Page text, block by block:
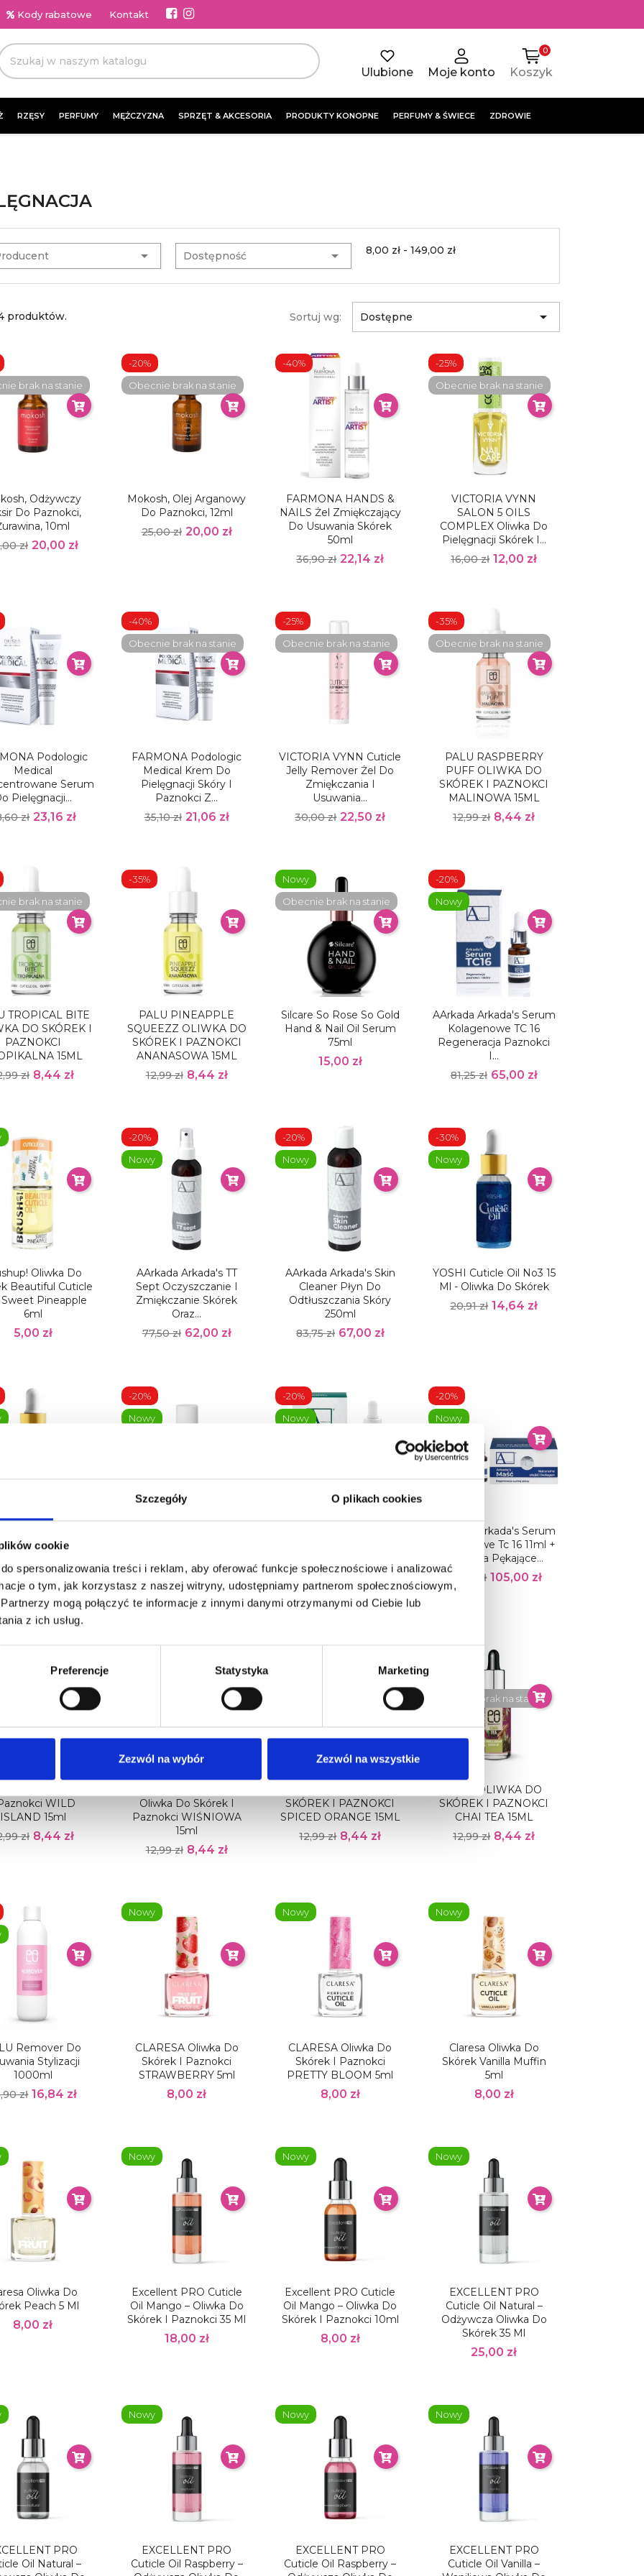
Szczegóły O plikach cookies
cookie
spersonalizowania treści i reklam, aby oferować funkcje społecznościowe i analizować
o tym, jak korzystasz z naszej witryny, udostępniamy partnerom społecznościowym,
mogą połączyć te informacje z innymi danymi otrzymanymi od Ciebie lub
z ich usług.
Preferencje Statystyka Marketing
Zezwól na wybór Zezwól na wszystkie
Kody rabatowe Kontakt
Koszyk
0
Moje konto
Ulubione
RZĘSY PERFUMY MĘŻCZYZNA SPRZĘT & AKCESORIA PRODUKTY KONOPNE PERFUMY & ŚWIECE ZDROWIE
 Dostępność  8,00 zł - 149,00 zł
produktów. Sortuj wg: Dostępne 
Odżywczy
Do Paznokci,
10ml
zł 20,00 zł
brak na stanie
Mokosh, Olej Arganowy
Do Paznokci, 12ml
25,00 zł 20,00 zł
-20%
Obecnie brak na stanie
FARMONA HANDS &
NAILS Żel Zmiękczający
Do Usuwania Skórek
50ml
36,90 zł 22,14 zł
-40%
VICTORIA VYNN
SALON 5 OILS
COMPLEX Oliwka Do
Pielęgnacji Skórek I...
16,00 zł 12,00 zł
-25%
Obecnie brak na stanie
Podologic
Medical
Serum
Pielęgnacji...
zł 23,16 zł
FARMONA Podologic
Medical Krem Do
Pielęgnacji Skóry I
Paznokci Z...
35,10 zł 21,06 zł
-40%
Obecnie brak na stanie
VICTORIA VYNN Cuticle
Jelly Remover Żel Do
Zmiękczania I
Usuwania...
30,00 zł 22,50 zł
-25%
Obecnie brak na stanie
PALU RASPBERRY
PUFF OLIWKA DO
SKÓREK I PAZNOKCI
MALINOWA 15ML
12,99 zł 8,44 zł
-35%
Obecnie brak na stanie
TROPICAL BITE
DO SKÓREK I
PAZNOKCI
15ML
zł 8,44 zł
brak na stanie
PALU PINEAPPLE
SQUEEZZ OLIWKA DO
SKÓREK I PAZNOKCI
ANANASOWA 15ML
12,99 zł 8,44 zł
-35%
Silcare So Rose So Gold
Hand & Nail Oil Serum
75ml
15,00 zł
Nowy
Obecnie brak na stanie
AArkada Arkada's Serum
Kolagenowe TC 16
Regeneracja Paznokci
I...
81,25 zł 65,00 zł
-20%
Nowy
Oliwka Do
Beautiful Cuticle
Sweet Pineapple
6ml
5,00 zł
AArkada Arkada's TT
Sept Oczyszczanie I
Zmiękczanie Skórek
Oraz...
77,50 zł 62,00 zł
-20%
Nowy
AArkada Arkada's Skin
Cleaner Płyn Do
Odtłuszczania Skóry
250ml
83,75 zł 67,00 zł
-20%
Nowy
YOSHI Cuticle Oil No3 15
Ml - Oliwka Do Skórek
20,91 zł 14,64 zł
-30%
Nowy
Do Skórek
zł 14,64 zł
Paznokci,...
71,25 zł 57,00 zł
-20%
Nowy
8...
97,50 zł 78,00 zł
-20%
Nowy
AArkada Arkada's Serum
Kolagenowe Tc 16 11ml +
Maść Na Pękające...
131,25 zł 105,00 zł
-20%
Nowy
Pakiet
WILD
ISLAND 15ml
zł 8,44 zł
Oliwka Do Skórek I
Paznokci WIŚNIOWA
15ml
12,99 zł 8,44 zł
SKÓREK I PAZNOKCI
SPICED ORANGE 15ML
12,99 zł 8,44 zł
Obecnie brak na stanie
PALU OLIWKA DO
SKÓREK I PAZNOKCI
CHAI TEA 15ML
12,99 zł 8,44 zł
Obecnie brak na stanie
Remover Do
Stylizacji
1000ml
zł 16,84 zł
CLARESA Oliwka Do
Skórek I Paznokci
STRAWBERRY 5ml
8,00 zł
Nowy
CLARESA Oliwka Do
Skórek I Paznokci
PRETTY BLOOM 5ml
8,00 zł
Nowy
Claresa Oliwka Do
Skórek Vanilla Muffin
5ml
8,00 zł
Nowy
Oliwka Do
Peach 5 Ml
8,00 zł
Excellent PRO Cuticle
Oil Mango – Oliwka Do
Skórek I Paznokci 35 Ml
18,00 zł
Nowy
Excellent PRO Cuticle
Oil Mango – Oliwka Do
Skórek I Paznokci 10ml
8,00 zł
Nowy
EXCELLENT PRO
Cuticle Oil Natural –
Odżywcza Oliwka Do
Skórek 35 Ml
25,00 zł
Nowy
PRO
Oil Natural –
EXCELLENT PRO
Cuticle Oil Raspberry –
Nowy
EXCELLENT PRO
Cuticle Oil Raspberry –
Nowy
EXCELLENT PRO
Cuticle Oil Vanilla –
Nowy